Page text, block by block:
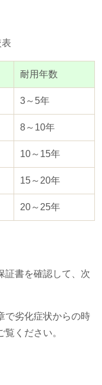
耐用年数
3～5年
8～10年
10～15年
15～20年
20～25年
証書を確認して、次
で劣化症状からの時
ください。